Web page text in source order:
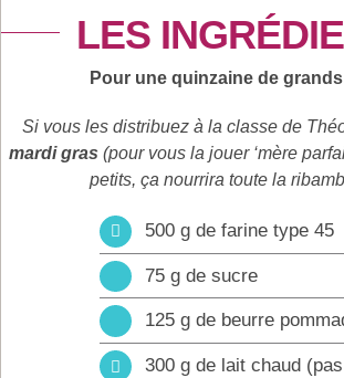
LES
Pour une quinzaine de
Si vous les distribuez à la classe de
mardi gras (pour vous la jouer ‘mère
petits, ça nourrira toute la
500 g de farine type 45
75 g de sucre
125 g de beurre
300 g de lait chaud